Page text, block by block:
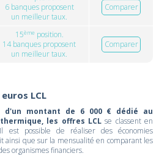
6 banques proposent
un meilleur taux.
Comparer
15èmeposition.
14 banques proposent
un meilleur taux.
Comparer
LCL
d'un montant de 6 000 € dédié au
les offres LCL se classent en
est possible de réaliser des économies
ainsi que sur la mensualité en comparant les
organismes financiers.